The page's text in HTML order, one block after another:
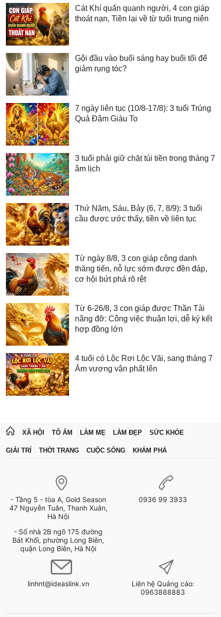
Cát Khí quấn quanh người, 4 con giáp
thoát nạn, Tiền lại về từ tuổi trung niên
Gội đầu vào buổi sáng hay buổi tối để
giảm rụng tóc?
7 ngày liên tục (10/8-17/8): 3 tuổi Trúng
Quả Đậm Giàu To
3 tuổi phải giữ chặt túi tiền trong tháng 7
âm lịch
Thứ Năm, Sáu, Bảy (6, 7, 8/9): 3 tuổi
cầu được ước thấy, tiền về liên tục
Từ ngày 8/8, 3 con giáp công danh
thăng tiến, nỗ lực sớm được đền đáp,
cơ hội bứt phá rõ rệt
Từ 6-26/8, 3 con giáp được Thần Tài
nâng đỡ: Công việc thuận lợi, dễ ký kết
hợp đồng lớn
4 tuổi có Lộc Rơi Lộc Vãi, sang tháng 7
Âm vượng vận phất lên
XÃ HỘI TỔ ẤM LÀM MẸ LÀM ĐẸP SỨC KHỎE
GIẢI TRÍ THỜI TRANG CUỘC SỐNG KHÁM PHÁ
- Tầng 5 - tòa A, Gold Season
47 Nguyễn Tuân, Thanh Xuân,
Hà Nội
- Số nhà 2B ngõ 175 đường
Bát Khối, phường Long Biên,
quận Long Biên, Hà Nội
0936 99 3933
linhnt@ideaslink.vn
Liên hệ Quảng cáo:
0963888883